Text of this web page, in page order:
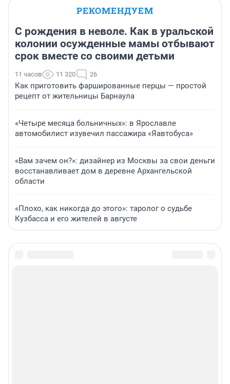
РЕКОМЕНДУЕМ
С рождения в неволе. Как в уральской
колонии осужденные мамы отбывают
срок вместе со своими детьми
11 часов 11 320 26
Как приготовить фаршированные перцы — простой
рецепт от жительницы Барнаула
«Четыре месяца больничных»: в Ярославле
автомобилист изувечил пассажира «Яавтобуса»
«Вам зачем он?»: дизайнер из Москвы за свои деньги
восстанавливает дом в деревне Архангельской
области
«Плохо, как никогда до этого»: таролог о судьбе
Кузбасса и его жителей в августе